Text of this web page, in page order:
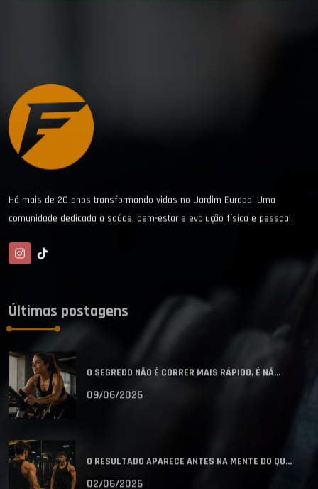
Há mais de 20 anos transformando vidas no Jardim Europa. Uma
comunidade dedicada à saúde, bem-estar e evolução física e pessoal.
Últimas postagens
O SEGREDO NÃO É CORRER MAIS RÁPIDO, É NÃ...
09/06/2026
O RESULTADO APARECE ANTES NA MENTE DO QU...
02/06/2026